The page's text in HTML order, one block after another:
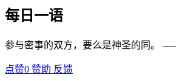
每日一语
参与密事的双方，要么是神圣的同。
点赞0 赞助 反馈